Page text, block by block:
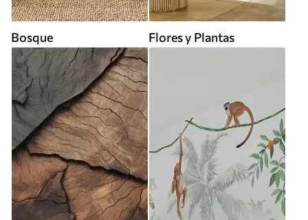
Bosque Flores y Plantas